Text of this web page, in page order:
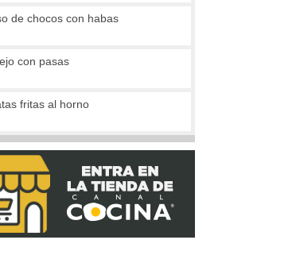
de chocos con habas
con pasas
fritas al horno
de violetta